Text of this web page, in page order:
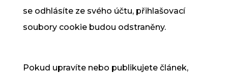
se odhlásíte ze svého účtu, přihlašovací
soubory cookie budou odstraněny.
Pokud upravíte nebo publikujete článek,